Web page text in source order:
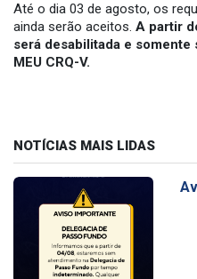
Até o dia 03 de agosto, os
ainda serão aceitos. A partir
será desabilitada e
MEU CRQ-V.
NOTÍCIAS MAIS LIDAS